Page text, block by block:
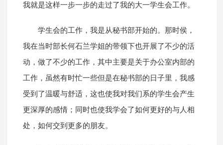
我就是这样一步一步的走过了我的大一学生会工作。
学生会的工作，我是从秘书部开始的。那时侯，
我在当时部长何石兰学姐的带领下也开展了不少的活
动，做了不少的工作，其中主要是关于办公室内部的
工作，虽然有时忙一些但是在秘书部的日子里，我感
受到了温暖与舒适，这也使我对我们系的学生会产生
更深厚的感情；同时也使我学会了如何更好的与人相
处，如何交到更多的朋友。